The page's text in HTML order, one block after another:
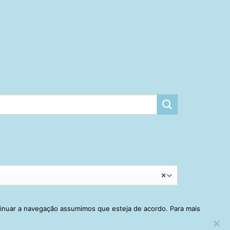
×
a navegação assumimos que esteja de acordo. Para mais